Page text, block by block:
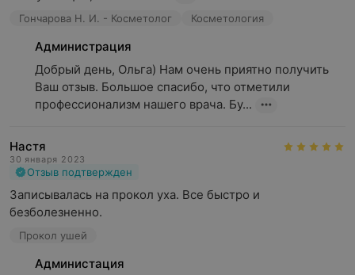
Гончарова Н. И. - Косметолог Косметология
Администрация
Добрый день, Ольга) Нам очень приятно получить
Ваш отзыв. Большое спасибо, что отметили
профессионализм нашего врача. Бу...
Настя
30 января 2023
Отзыв подтвержден
Записывалась на прокол уха. Все быстро и
безболезненно.
Прокол ушей
Администация